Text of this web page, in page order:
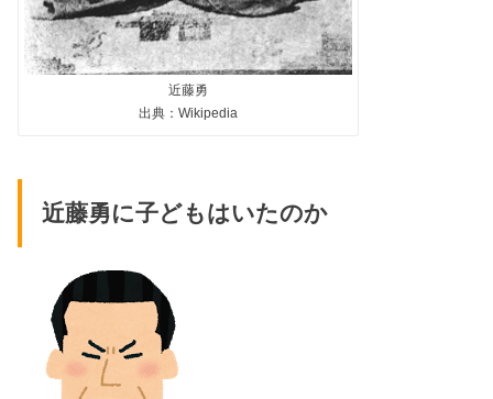
近藤勇
出典：Wikipedia
近藤勇に子どもはいたのか